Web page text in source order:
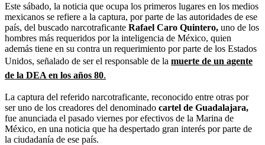
Este sábado, la noticia que ocupa los primeros lugares en los medios
mexicanos se refiere a la captura, por parte de las autoridades de ese
país, del buscado narcotraficante Rafael Caro Quintero, uno de los
hombres más requeridos por la inteligencia de México, quien
además tiene en su contra un requerimiento por parte de los Estados
Unidos, señalado de ser el responsable de la muerte de un agente
de la DEA en los años 80.
La captura del referido narcotraficante, reconocido entre otras por
ser uno de los creadores del denominado cartel de Guadalajara,
fue anunciada el pasado viernes por efectivos de la Marina de
México, en una noticia que ha despertado gran interés por parte de
la ciudadanía de ese país.